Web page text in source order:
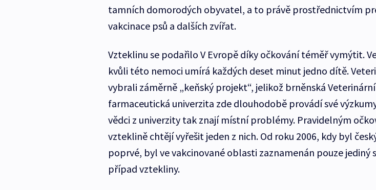
tamních domorodých obyvatel, a to právě prostřednictvím
vakcinace psů a dalších zvířat.
Vzteklinu se podařilo V Evropě díky očkování téměř vymýtit.
kvůli této nemoci umírá každých deset minut jedno dítě.
vybrali záměrně „keňský projekt“, jelikož brněnská
farmaceutická univerzita zde dlouhodobě provádí své
vědci z univerzity tak znají místní problémy. Pravidelným
vzteklině chtějí vyřešit jeden z nich. Od roku 2006, kdy byl
poprvé, byl ve vakcinované oblasti zaznamenán pouze jediný
případ vztekliny.